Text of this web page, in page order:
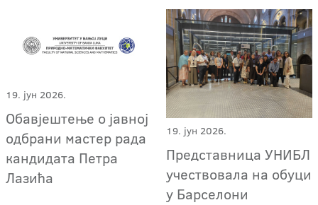
19. јун 2026.
Обавјештење о јавној
одбрани мастер рада
кандидата Петра
Лазића
19. јун 2026.
Представница УНИБЛ
учествовала на обуци
у Барселони